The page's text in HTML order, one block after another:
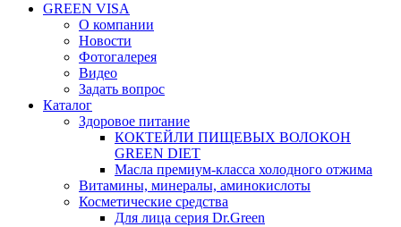
GREEN VISA
О компании
Новости
Фотогалерея
Видео
Задать вопрос
Каталог
Здоровое питание
КОКТЕЙЛИ ПИЩЕВЫХ ВОЛОКОН
GREEN DIET
Масла премиум-класса холодного отжима
Витамины, минералы, аминокислоты
Косметические средства
Для лица серия Dr.Green